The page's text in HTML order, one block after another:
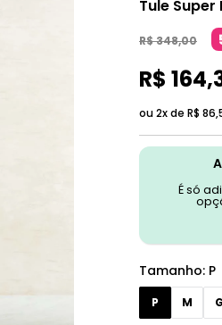
Tule
R$348,00
R$ 164,
ou 2x de R$ 86,
É só
Tamanho: P
P M G